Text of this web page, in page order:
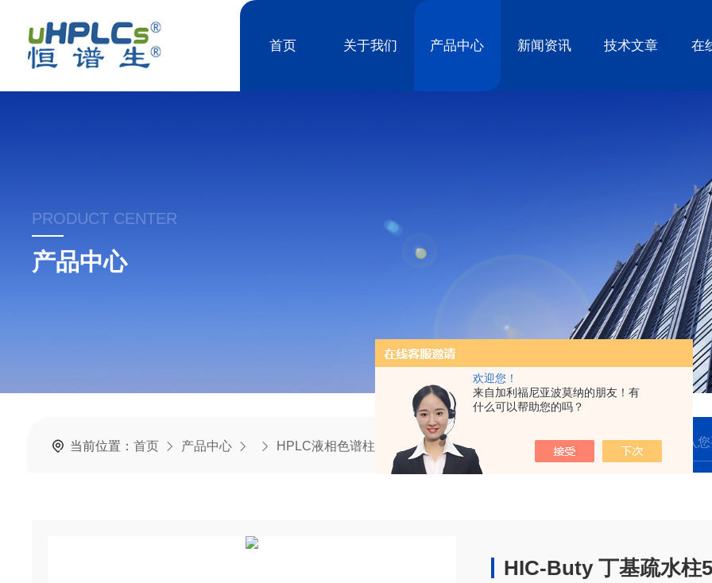
欢迎您！
来自加利福尼亚波莫纳的朋友！有
什么可以帮助您的吗？
首页 关于我们 产品中心 新闻资讯 技术文章 在
PRODUCT CENTER
产品中心
当前位置： 首页 产品中心 HPLC液相色谱柱 BioM系列HIC-Buty 丁基疏水柱5μm 4.6x100mm
HIC-Buty 丁基疏水柱